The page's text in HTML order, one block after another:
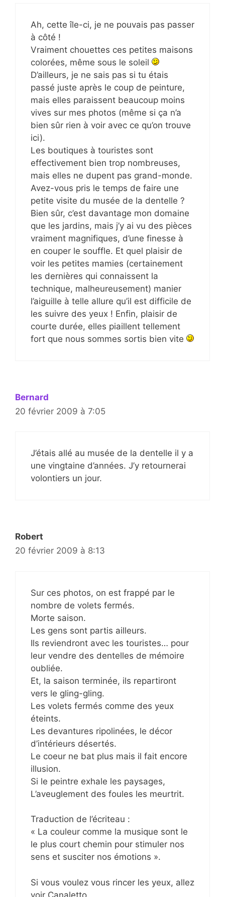
Ah, cette île-ci, je ne pouvais pas passer
à côté !
Vraiment chouettes ces petites maisons
colorées, même sous le soleil
D’ailleurs, je ne sais pas si tu étais
passé juste après le coup de peinture,
mais elles paraissent beaucoup moins
vives sur mes photos (même si ça n’a
bien sûr rien à voir avec ce qu’on trouve
ici).
Les boutiques à touristes sont
effectivement bien trop nombreuses,
mais elles ne dupent pas grand-monde.
Avez-vous pris le temps de faire une
petite visite du musée de la dentelle ?
Bien sûr, c’est davantage mon domaine
que les jardins, mais j’y ai vu des pièces
vraiment magnifiques, d’une finesse à
en couper le souffle. Et quel plaisir de
voir les petites mamies (certainement
les dernières qui connaissent la
technique, malheureusement) manier
l’aiguille à telle allure qu’il est difficile de
les suivre des yeux ! Enfin, plaisir de
courte durée, elles piaillent tellement
fort que nous sommes sortis bien vite
Bernard
20 février 2009 à 7:05
J’étais allé au musée de la dentelle il y a
une vingtaine d’années. J’y retournerai
volontiers un jour.
Robert
20 février 2009 à 8:13
Sur ces photos, on est frappé par le
nombre de volets fermés.
Morte saison.
Les gens sont partis ailleurs.
Ils reviendront avec les touristes… pour
leur vendre des dentelles de mémoire
oubliée.
Et, la saison terminée, ils repartiront
vers le gling-gling.
Les volets fermés comme des yeux
éteints.
Les devantures ripolinées, le décor
d’intérieurs désertés.
Le coeur ne bat plus mais il fait encore
illusion.
Si le peintre exhale les paysages,
L’aveuglement des foules les meurtrit.
Traduction de l’écriteau :
« La couleur comme la musique sont le
le plus court chemin pour stimuler nos
sens et susciter nos émotions ».
Si vous voulez vous rincer les yeux, allez
voir Canaletto